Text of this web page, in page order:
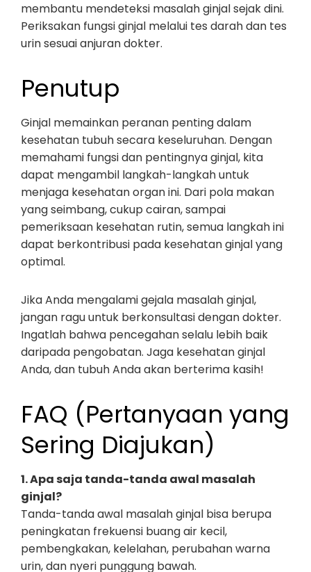
membantu mendeteksi masalah ginjal sejak dini.
Periksakan fungsi ginjal melalui tes darah dan tes
urin sesuai anjuran dokter.
Penutup
Ginjal memainkan peranan penting dalam
kesehatan tubuh secara keseluruhan. Dengan
memahami fungsi dan pentingnya ginjal, kita
dapat mengambil langkah-langkah untuk
menjaga kesehatan organ ini. Dari pola makan
yang seimbang, cukup cairan, sampai
pemeriksaan kesehatan rutin, semua langkah ini
dapat berkontribusi pada kesehatan ginjal yang
optimal.
Jika Anda mengalami gejala masalah ginjal,
jangan ragu untuk berkonsultasi dengan dokter.
Ingatlah bahwa pencegahan selalu lebih baik
daripada pengobatan. Jaga kesehatan ginjal
Anda, dan tubuh Anda akan berterima kasih!
FAQ (Pertanyaan yang
Sering Diajukan)
1. Apa saja tanda-tanda awal masalah
ginjal?
Tanda-tanda awal masalah ginjal bisa berupa
peningkatan frekuensi buang air kecil,
pembengkakan, kelelahan, perubahan warna
urin, dan nyeri punggung bawah.